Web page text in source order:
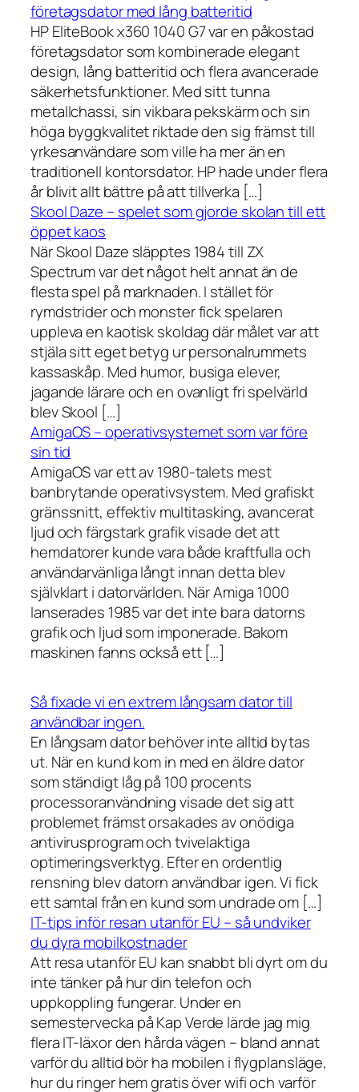
företagsdator med lång batteritid
HP EliteBook x360 1040 G7 var en påkostad
företagsdator som kombinerade elegant
design, lång batteritid och flera avancerade
säkerhetsfunktioner. Med sitt tunna
metallchassi, sin vikbara pekskärm och sin
höga byggkvalitet riktade den sig främst till
yrkesanvändare som ville ha mer än en
traditionell kontorsdator. HP hade under flera
år blivit allt bättre på att tillverka […]
Skool Daze – spelet som gjorde skolan till ett
öppet kaos
När Skool Daze släpptes 1984 till ZX
Spectrum var det något helt annat än de
flesta spel på marknaden. I stället för
rymdstrider och monster fick spelaren
uppleva en kaotisk skoldag där målet var att
stjäla sitt eget betyg ur personalrummets
kassaskåp. Med humor, busiga elever,
jagande lärare och en ovanligt fri spelvärld
blev Skool […]
AmigaOS – operativsystemet som var före
sin tid
AmigaOS var ett av 1980-talets mest
banbrytande operativsystem. Med grafiskt
gränssnitt, effektiv multitasking, avancerat
ljud och färgstark grafik visade det att
hemdatorer kunde vara både kraftfulla och
användarvänliga långt innan detta blev
självklart i datorvärlden. När Amiga 1000
lanserades 1985 var det inte bara datorns
grafik och ljud som imponerade. Bakom
maskinen fanns också ett […]
Så fixade vi en extrem långsam dator till
användbar ingen.
En långsam dator behöver inte alltid bytas
ut. När en kund kom in med en äldre dator
som ständigt låg på 100 procents
processoranvändning visade det sig att
problemet främst orsakades av onödiga
antivirusprogram och tvivelaktiga
optimeringsverktyg. Efter en ordentlig
rensning blev datorn användbar igen. Vi fick
ett samtal från en kund som undrade om […]
IT-tips inför resan utanför EU – så undviker
du dyra mobilkostnader
Att resa utanför EU kan snabbt bli dyrt om du
inte tänker på hur din telefon och
uppkoppling fungerar. Under en
semestervecka på Kap Verde lärde jag mig
flera IT-läxor den hårda vägen – bland annat
varför du alltid bör ha mobilen i flygplansläge,
hur du ringer hem gratis över wifi och varför